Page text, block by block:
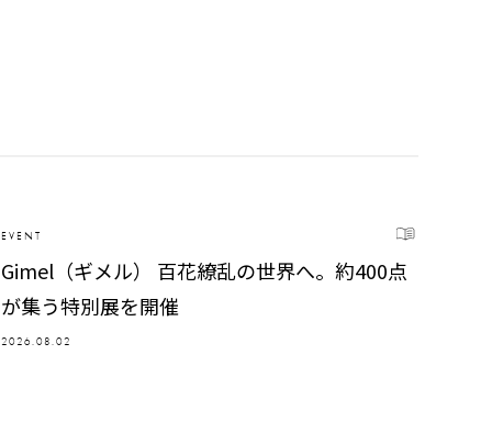
EVENT
Gimel（ギメル） 百花繚乱の世界へ。約400点
が集う特別展を開催
2026.08.02